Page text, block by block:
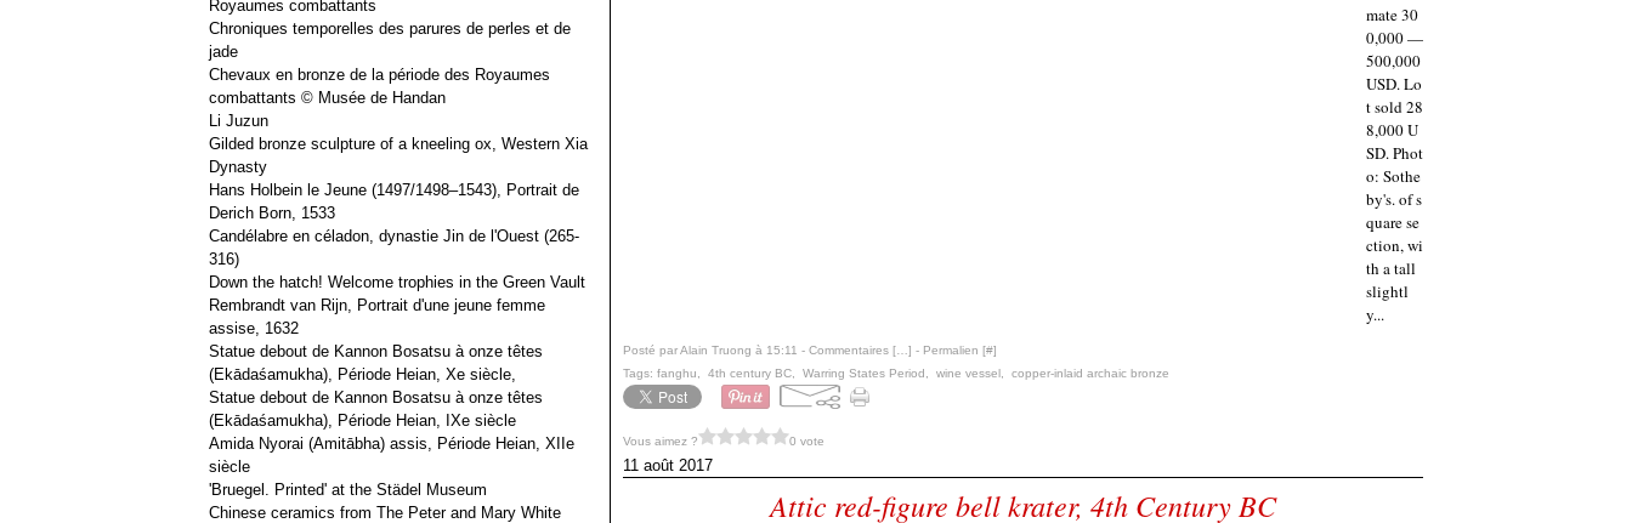
Royaumes combattants
Chroniques temporelles des parures de perles et de
jade
Chevaux en bronze de la période des Royaumes
combattants © Musée de Handan
Li Juzun
Gilded bronze sculpture of a kneeling ox, Western Xia
Dynasty
Hans Holbein le Jeune (1497/1498–1543), Portrait de
Derich Born, 1533
Candélabre en céladon, dynastie Jin de l'Ouest (265-
316)
Down the hatch! Welcome trophies in the Green Vault
Rembrandt van Rijn, Portrait d'une jeune femme
assise, 1632
Statue debout de Kannon Bosatsu à onze têtes
(Ekādaśamukha), Période Heian, Xe siècle,
Statue debout de Kannon Bosatsu à onze têtes
(Ekādaśamukha), Période Heian, IXe siècle
Amida Nyorai (Amitābha) assis, Période Heian, XIIe
siècle
'Bruegel. Printed' at the Städel Museum
Chinese ceramics from The Peter and Mary White
mate 30
0,000 —
500,000
USD. Lo
t sold 28
8,000 U
SD. Phot
o: Sothe
by's. of s
quare se
ction, wi
th a tall
slightl
y...
Posté par Alain Truong à 15:11 - Commentaires [ ] - Permalien [#]
Tags: fanghu 4th century BC Warring States Period wine vessel copper-inlaid archaic bronze
Vous aimez ? 0 vote
11 août 2017
Attic red-figure bell krater, 4th Century BC